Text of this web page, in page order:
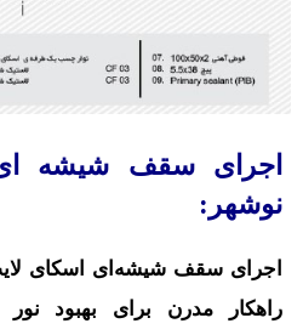
اجرای سقف شیشه
نوشهر:
اجرای سقف شیشه‌ای اسکای
راهکار مدرن برای بهبود